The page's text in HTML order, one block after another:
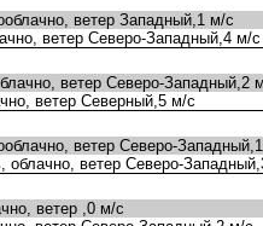
ветер Западный,1 м/с
ветер Северо-Западный,4 м/с
ветер Северо-Западный,2
ветер Северный,5 м/с
ветер Северо-
ветер Северо-
ветер ,0 м/с